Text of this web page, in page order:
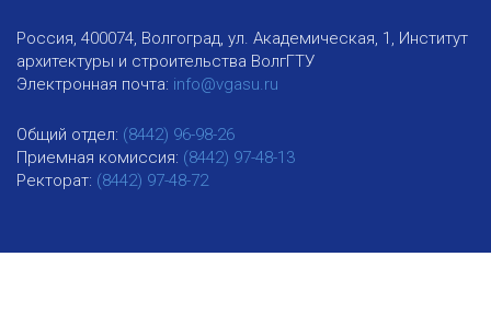
Россия, 400074, Волгоград, ул. Академическая, 1, Институт
архитектуры и строительства ВолгГТУ
Электронная почта: info@vgasu.ru
Общий отдел: (8442) 96-98-26
Приемная комиссия: (8442) 97-48-13
Ректорат: (8442) 97-48-72